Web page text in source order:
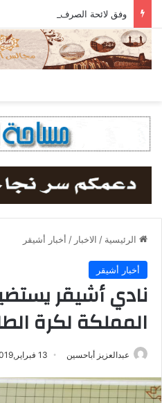
الرئيسية / الاخبار / أخبار أشيقر
أخبار أشيقر
نادي أشيقر
المملكة لكرة
عبدالعزيز أباحسين 13 فبراير,2019